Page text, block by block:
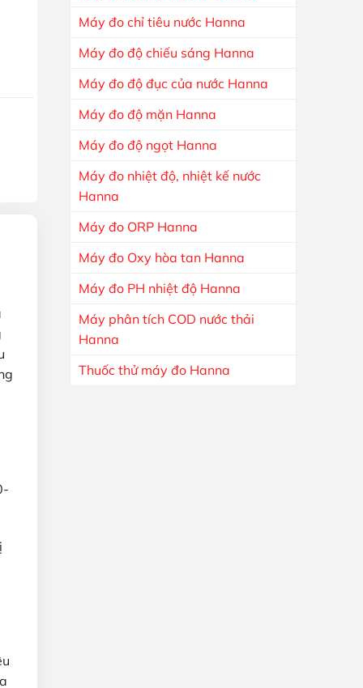
Máy đo chỉ tiêu nước Hanna
Máy đo độ chiếu sáng Hanna
Máy đo độ đục của nước Hanna
Máy đo độ mặn Hanna
Máy đo độ ngọt Hanna
Máy đo nhiệt độ, nhiệt kế nước
Hanna
Máy đo ORP Hanna
Máy đo Oxy hòa tan Hanna
Máy đo PH nhiệt độ Hanna
Máy phân tích COD nước thải
Hanna
Thuốc thử máy đo Hanna